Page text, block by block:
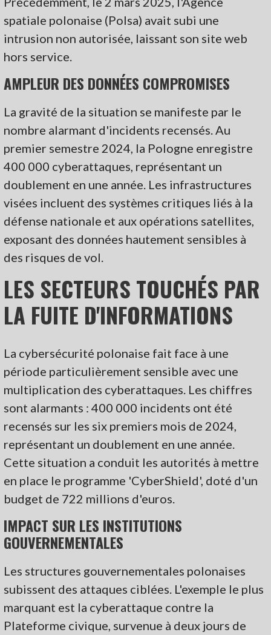
spatiale polonaise (Polsa) avait subi une
intrusion non autorisée, laissant son site web
hors service.
AMPLEUR DES DONNÉES COMPROMISES
La gravité de la situation se manifeste par le
nombre alarmant d'incidents recensés. Au
premier semestre 2024, la Pologne enregistre
400 000 cyberattaques, représentant un
doublement en une année. Les infrastructures
visées incluent des systèmes critiques liés à la
défense nationale et aux opérations satellites,
exposant des données hautement sensibles à
des risques de vol.
LES SECTEURS TOUCHÉS PAR
LA FUITE D'INFORMATIONS
La cybersécurité polonaise fait face à une
période particulièrement sensible avec une
multiplication des cyberattaques. Les chiffres
sont alarmants : 400 000 incidents ont été
recensés sur les six premiers mois de 2024,
représentant un doublement en une année.
Cette situation a conduit les autorités à mettre
en place le programme 'CyberShield', doté d'un
budget de 722 millions d'euros.
IMPACT SUR LES INSTITUTIONS
GOUVERNEMENTALES
Les structures gouvernementales polonaises
subissent des attaques ciblées. L'exemple le plus
marquant est la cyberattaque contre la
Plateforme civique, survenue à deux jours de